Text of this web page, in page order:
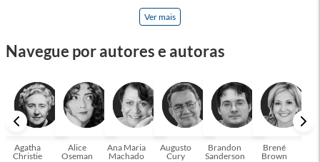
horizontes, onde cada página é uma porta para novos
universos e perspectivas. Ler nos permite viajar sem sair do
e tenha a oportunidade de alcançar o seu crescimento
passe um tempo no mundo da imaginação! A leitura
transforma vidas e estamos aqui para ajudar a transformar a
sua! Tenha certeza, temos o livro perfeito para você!
Ver mais
Navegue por autores e autoras
Agatha
Christie
Alice
Oseman
Ana Maria
Machado
Augusto
Cury
Brandon
Sanderson
Brené
Brown